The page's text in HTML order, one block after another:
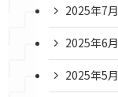
2025年7月
2025年6月
2025年5月